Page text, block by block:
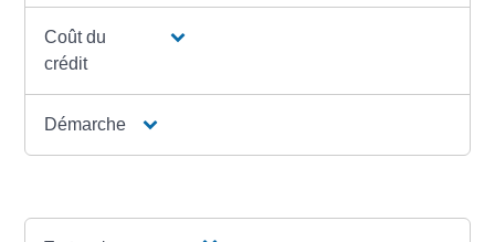
Coût du
crédit
Démarche